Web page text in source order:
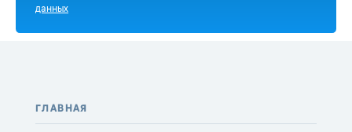
данных
ГЛАВНАЯ